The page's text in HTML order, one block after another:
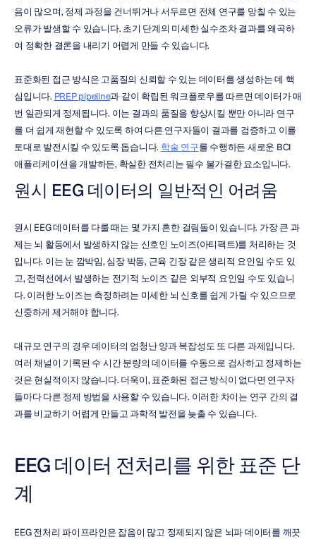
음이 많으며, 정제 과정을 건너뛰거나 서두르면 전체 연구를 망칠 수 있는
오류가 발생할 수 있습니다. 초기 단계의 미세한 실수조차 결과를 왜곡하
여 정확한 결론을 내리기 어렵게 만들 수 있습니다.
표준화된 접근 방식은 고품질의 신뢰할 수 있는 데이터를 생성하는 데 핵
심입니다. PREP pipeline과 같이 확립된 워크플로우를 따르면 데이터가 매
번 일관되게 정제됩니다. 이는 결과의 품질을 향상시킬 뿐만 아니라 연구
를 더 쉽게 재현할 수 있도록 하여 다른 연구자들이 결과를 검증하고 이를
토대로 발전시킬 수 있도록 돕습니다. 학술 연구를 수행하든 새로운 BCI
애플리케이션을 개발하든, 확실한 전처리는 필수 불가결한 요소입니다.
원시 EEG 데이터의 일반적인 어려움
원시 EEG 데이터를 다룰 때는 몇 가지 흔한 걸림돌이 있습니다. 가장 큰 과
제는 뇌 활동에서 발생하지 않는 신호인 노이즈(아티팩트)를 처리하는 것
입니다. 이는 눈 깜박임, 심장 박동, 근육 긴장 같은 생리적 요인일 수도 있
고, 전력선에서 발생하는 전기적 노이즈 같은 외부적 요인일 수도 있습니
다. 이러한 노이즈는 측정하려는 미세한 뇌 신호를 쉽게 가릴 수 있으므로
신중하게 제거해야 합니다.
대규모 연구의 경우 데이터의 엄청난 양과 복잡성도 또 다른 과제입니다.
여러 채널이 기록된 수 시간 분량의 데이터를 수동으로 검사하고 정제하는
것은 현실적이지 않습니다. 더욱이, 표준화된 접근 방식이 없다면 연구자
들마다 다른 정제 방법을 사용할 수 있습니다. 이러한 차이는 연구 간의 결
과를 비교하기 어렵게 만들고 과학적 발전을 늦출 수 있습니다.
EEG 데이터 전처리를 위한 표준 단
계
EEG 전처리 파이프라인은 잡음이 많고 정제되지 않은 뇌파 데이터를 깨끗